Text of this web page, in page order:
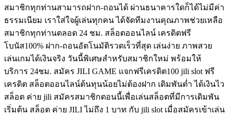
สมาชิกทุกท่านสามารถฝาก-ถอนได้ ผ่านธนาคารใดก็ได้ไม่มีค่า
ธรรมเนียม เราใส่ใจผู้เล่นทุกคน ได้จัดทีมงานคุณภาพช่วยเหลือ
สมาชิกทุกท่านตลอด 24 ชม. สล็อตออนไลน์ เครดิตฟรี
โบนัส100% ฝาก-ถอนอัตโนมัติรวดเร็วที่สุด เล่นง่าย ภาพสวย
เล่นเกมได้เงินจริง วันนี้พิเศษสำหรับสมาชิกใหม่ พร้อมให้
บริการ 24ชม. สมัคร JILI GAME แจกฟรีเครดิต100 jili slot ฟรี
เครดิต สล็อตออนไลน์ต้นทุนน้อยไม่ต้องฝาก เดิมพันต่ำ ได้เงินไว
สล็อต ค่าย jili สมัครสมาชิกตอนนี้เพื่อเล่นสล็อตที่มีการเดิมพัน
เริ่มต้น สล็อต ค่าย JILI ไม่ถึง 1 บาท กับ jili slot เมื่อสมัครเข้าเล่น